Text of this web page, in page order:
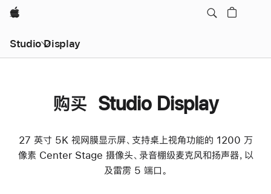
Apple
Studio Display
购买 Studio Display
27 英寸 5K 视网膜显示屏、支持桌上视角功能的 1200 万
像素 Center Stage 摄像头、录音棚级麦克风和扬声器，以
及雷雳 5 端口。